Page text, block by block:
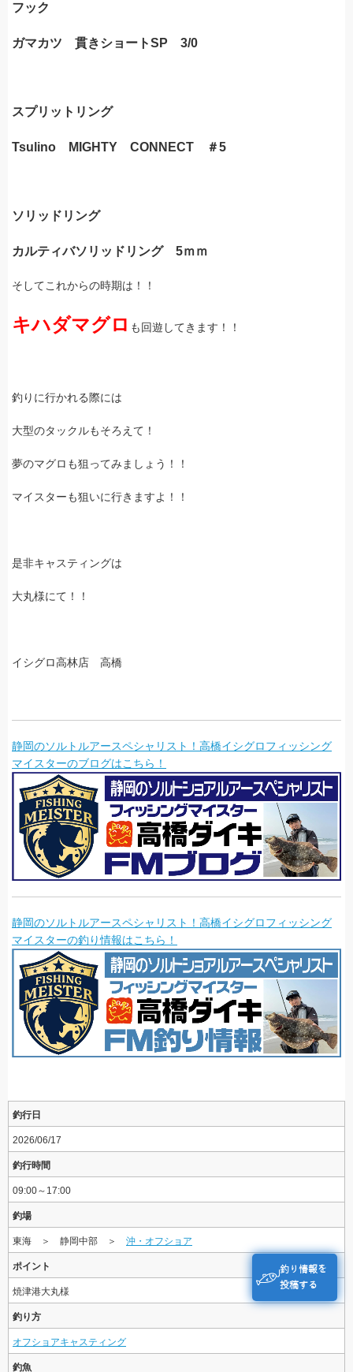
釣り情報を
投稿する
フック
ガマカツ 貫きショートSP 3/0
スプリットリング
Tsulino MIGHTY CONNECT ＃5
ソリッドリング
カルティバソリッドリング 5ｍｍ
そしてこれからの時期は！！
キハダマグロ も回遊してきます！！
釣りに行かれる際には
大型のタックルもそろえて！
夢のマグロも狙ってみましょう！！
マイスターも狙いに行きますよ！！
是非キャスティングは
大丸様にて！！
イシグロ高林店 高橋
静岡のソルトルアースペシャリスト！高橋イシグロフィッシング
マイスターのブログはこちら！
静岡のソルトルアースペシャリスト！高橋イシグロフィッシング
マイスターの釣り情報はこちら！
釣行日
2026/06/17
釣行時間
09:00～17:00
釣場
東海 ＞ 静岡中部 ＞ 沖・オフショア
ポイント
焼津港大丸様
釣り方
オフショアキャスティング
釣魚